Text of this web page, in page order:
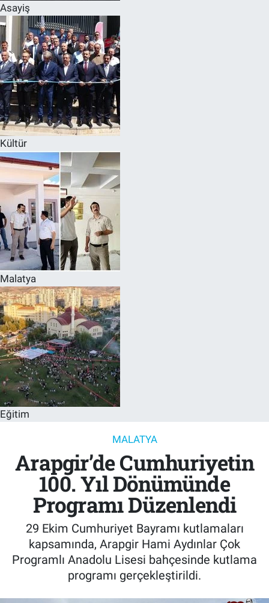
Asayiş
Kültür
Malatya
Eğitim
MALATYA
Arapgir’de Cumhuriyetin
100. Yıl Dönümünde
Programı Düzenlendi
29 Ekim Cumhuriyet Bayramı kutlamaları
kapsamında, Arapgir Hami Aydınlar Çok
Programlı Anadolu Lisesi bahçesinde kutlama
programı gerçekleştirildi.